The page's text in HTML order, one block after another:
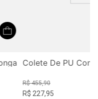
Colete De PU Com
R$ 455,90
R$ 227,95